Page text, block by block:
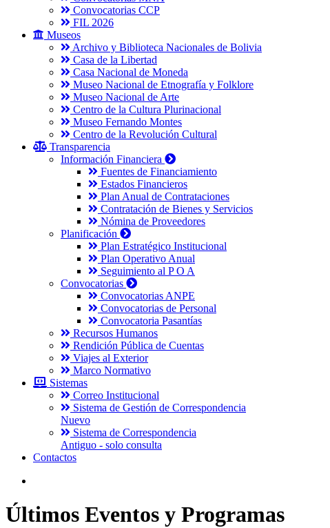
Convocatorias CCP
FIL 2026
Museos
Archivo y Biblioteca Nacionales de Bolivia
Casa de la Libertad
Casa Nacional de Moneda
Museo Nacional de Etnografía y Folklore
Museo Nacional de Arte
Centro de la Cultura Plurinacional
Museo Fernando Montes
Centro de la Revolución Cultural
Transparencia
Información Financiera
Fuentes de Financiamiento
Estados Financieros
Plan Anual de Contrataciones
Contratación de Bienes y Servicios
Nómina de Proveedores
Planificación
Plan Estratégico Institucional
Plan Operativo Anual
Seguimiento al P O A
Convocatorias
Convocatorias ANPE
Convocatorias de Personal
Convocatoria Pasantías
Recursos Humanos
Rendición Pública de Cuentas
Viajes al Exterior
Marco Normativo
Sistemas
Correo Institucional
Sistema de Gestión de Correspondencia
Nuevo
Sistema de Correspondencia
Antiguo - solo consulta
Contactos
Últimos Eventos y Programas